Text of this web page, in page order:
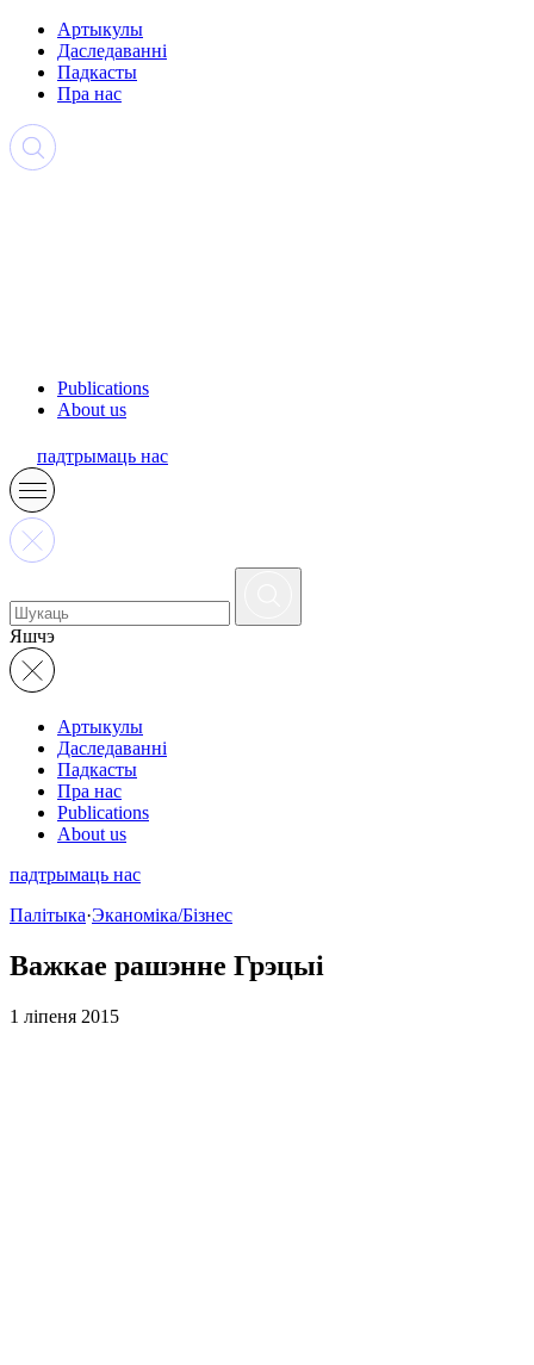
Артыкулы
Даследаванні
Падкасты
Пра нас
Publications
About us
падтрымаць нас
Яшчэ
Артыкулы
Даследаванні
Падкасты
Пра нас
Publications
About us
падтрымаць нас
Палітыка·Эканоміка/Бізнес
Важкае рашэнне Грэцыі
1 ліпеня 2015